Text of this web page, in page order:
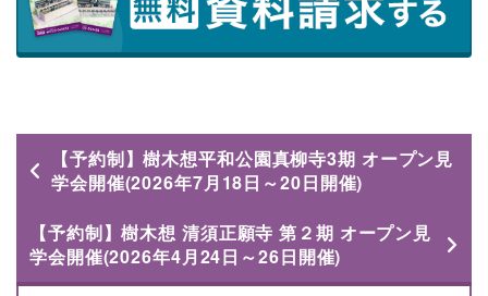
【予約制】樹木想平和公園真柳寺3期 オープン見
学会開催(2026年7月18日～20日開催)
【予約制】樹木想 清須正願寺 第２期 オープン見
学会開催(2026年4月24日～26日開催)